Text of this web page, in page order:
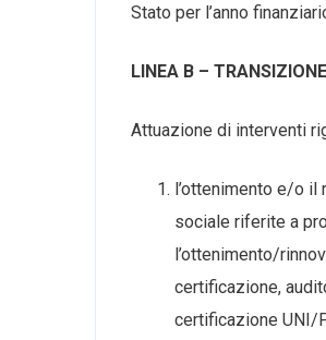
Stato per l’anno
LINEA B –
Attuazione di interventi
l’ottenimento e/o
sociale riferite a
l’ottenimento/
certificazione,
certificazione UNI/